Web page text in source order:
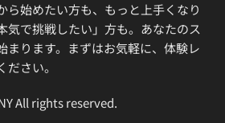
ら始めたい方も、もっと上手くなり
気で挑戦したい」方も。あなたのス
まります。まずはお気軽に、体験レ
さい。
All rights reserved.